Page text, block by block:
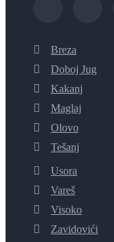
Breza
Doboj Jug
Kakanj
Maglaj
Olovo
Tešanj
Usora
Vareš
Visoko
Zavidovići